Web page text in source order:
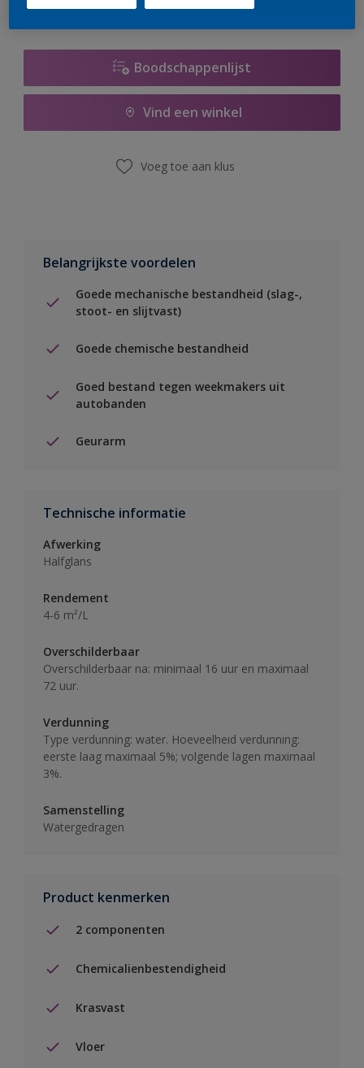
Boodschappenlijst
Vind een winkel
Voeg toe aan klus
Belangrijkste voordelen
Goede mechanische bestandheid (slag-,
stoot- en slijtvast)
Goede chemische bestandheid
Goed bestand tegen weekmakers uit
autobanden
Geurarm
Technische informatie
Afwerking
Halfglans
Rendement
4-6 m²/L
Overschilderbaar
Overschilderbaar na: minimaal 16 uur en maximaal
72 uur.
Verdunning
Type verdunning: water. Hoeveelheid verdunning:
eerste laag maximaal 5%; volgende lagen maximaal
3%.
Samenstelling
Watergedragen
Product kenmerken
2 componenten
Chemicalienbestendigheid
Krasvast
Vloer